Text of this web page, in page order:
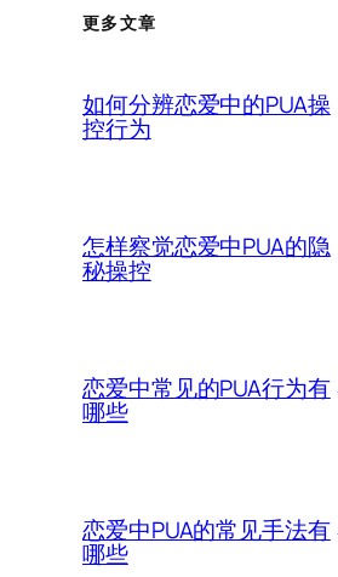
更多文章
如何分辨恋爱中的PUA操
控行为
怎样察觉恋爱中PUA的隐
秘操控
恋爱中常见的PUA行为有
哪些
恋爱中PUA的常见手法有
哪些